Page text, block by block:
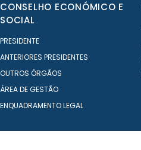
CONSELHO ECONÓMICO E
SOCIAL
PRESIDENTE
ANTERIORES PRESIDENTES
OUTROS ÓRGÃOS
ÁREA DE GESTÃO
ENQUADRAMENTO LEGAL